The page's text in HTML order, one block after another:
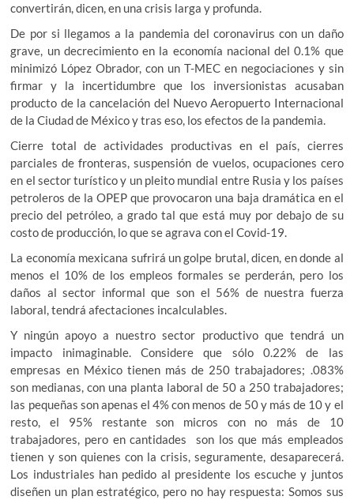
convertirán, dicen, en una crisis larga y profunda.
De por si llegamos a la pandemia del coronavirus con un daño
grave, un decrecimiento en la economía nacional del 0.1% que
minimizó López Obrador, con un T-MEC en negociaciones y sin
firmar y la incertidumbre que los inversionistas acusaban
producto de la cancelación del Nuevo Aeropuerto Internacional
de la Ciudad de México y tras eso, los efectos de la pandemia.
Cierre total de actividades productivas en el país, cierres
parciales de fronteras, suspensión de vuelos, ocupaciones cero
en el sector turístico y un pleito mundial entre Rusia y los países
petroleros de la OPEP que provocaron una baja dramática en el
precio del petróleo, a grado tal que está muy por debajo de su
costo de producción, lo que se agrava con el Covid-19.
La economía mexicana sufrirá un golpe brutal, dicen, en donde al
menos el 10% de los empleos formales se perderán, pero los
daños al sector informal que son el 56% de nuestra fuerza
laboral, tendrá afectaciones incalculables.
Y ningún apoyo a nuestro sector productivo que tendrá un
impacto inimaginable. Considere que sólo 0.22% de las
empresas en México tienen más de 250 trabajadores; .083%
son medianas, con una planta laboral de 50 a 250 trabajadores;
las pequeñas son apenas el 4% con menos de 50 y más de 10 y el
resto, el 95% restante son micros con no más de 10
trabajadores, pero en cantidades son los que más empleados
tienen y son quienes con la crisis, seguramente, desaparecerá.
Los industriales han pedido al presidente los escuche y juntos
diseñen un plan estratégico, pero no hay respuesta: Somos sus